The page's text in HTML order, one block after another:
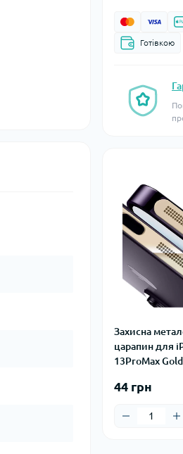
Готівкою
Захисна
царапин для
13ProMax Gold
44 грн